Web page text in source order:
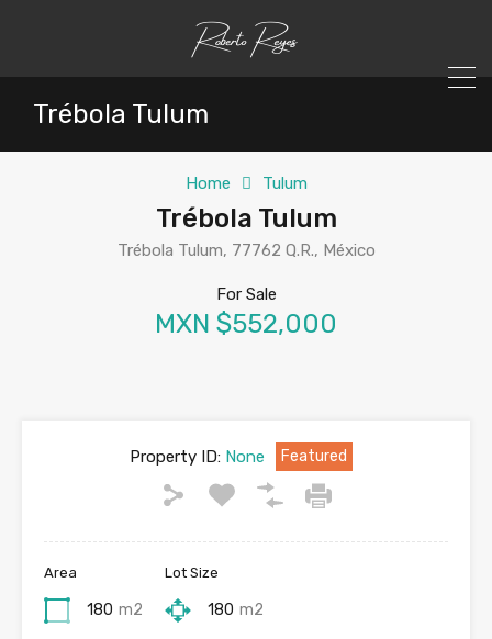
Trébola Tulum
Home Tulum
Trébola Tulum
Trébola Tulum, 77762 Q.R., México
For Sale
MXN $552,000
Property ID:None Featured
Area
180 m2
Lot Size
180 m2